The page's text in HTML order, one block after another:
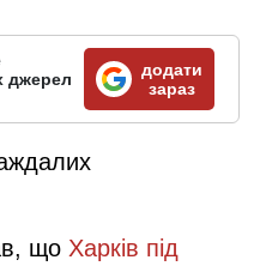
джерел
додати
зараз
що Харків під